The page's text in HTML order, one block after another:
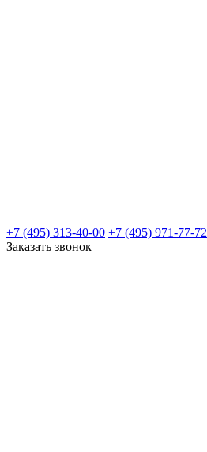
+7 (495) 313-40-00 +7 (495) 971-77-72
Заказать звонок